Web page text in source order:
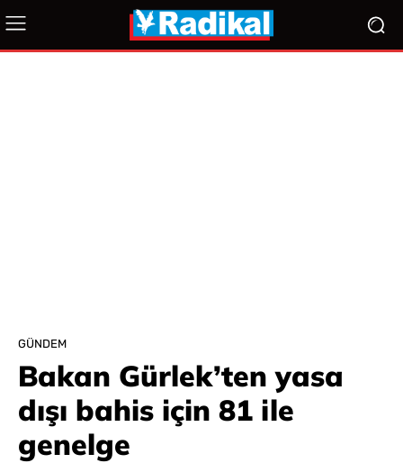
GÜNDEM
Bakan Gürlek’ten yasa
dışı bahis için 81 ile
genelge